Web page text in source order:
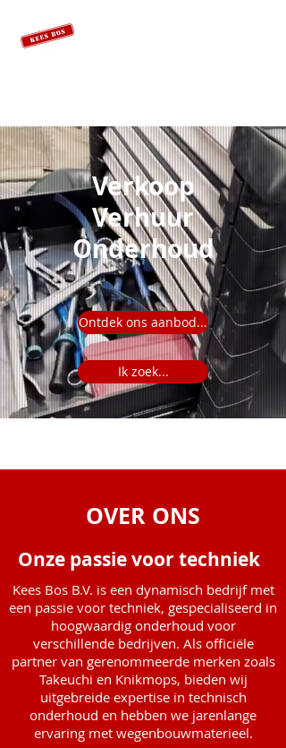
Verkoop
Verhuur
Onderhoud
Ontdek ons aanbod...
Ik zoek...
OVER ONS
Onze passie voor techniek
Kees Bos B.V. is een dynamisch bedrijf met
een passie voor techniek, gespecialiseerd in
hoogwaardig onderhoud voor
verschillende bedrijven. Als officiële
partner van gerenommeerde merken zoals
Takeuchi en Knikmops, bieden wij
uitgebreide expertise in technisch
onderhoud en hebben we jarenlange
ervaring met wegenbouwmaterieel.